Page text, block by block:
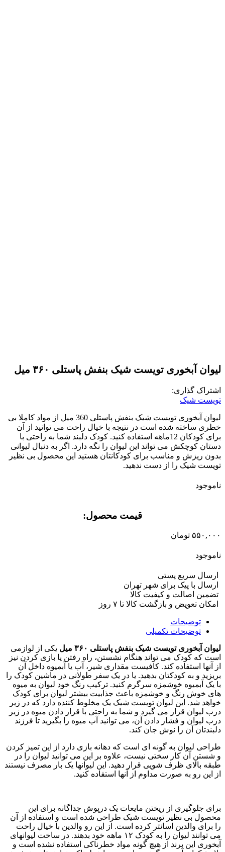
لیوان آبخوری تویست شیک بنفش پاستلی ۳۶۰ میل
اشتراک گذاری:
تویست شیک
لیوان آبخوری تویست شیک بنفش پاستلی 360 میل از مواد کاملا بی
خطری ساخته شده است در نتیجه با خیال راحت می توانید از آن
برای کودکان 12ماهه استفاده کنید. کودک دلبند شما به راحتی با
دستان کوچکش می تواند این لیوان را نگه دارد. اگر به دنبال لیوانی
بدون ریزش و مناسب برای کودکانتان هستید این محصول بی نظیر
تویست شیک را از دست ندهید.
ناموجود
قیمت محصول:​
۵۵۰,۰۰۰ تومان
ناموجود
ارسال سریع پستی
ارسال با پیک برای شهر تهران
تضمین اصالت و کیفیت کالا
امکان تعویض و بازگشت کالا تا ۷ روز
توضیحات
توضیحات تکمیلی
لیوان آبخوری تویست شیک بنفش پاستلی ۳۶۰ میل
یکی از لوازمی
است که کودک می تواند هنگام نشستن، راه رفتن یا بازی کردن نیز
از آنها استفاده کند. کافیست مقداری شیر، آب یا آبمیوه داخل آن
بریزید و به کودکتان بدهید. یا در یک سفر طولانی در ماشین کودک را
با یک آبمیوه خوشمزه سرگرم کنید. ترکیب رنگ خود لیوان به میوه
های خوش رنگ و خوشمزه باعث جذابیت بیشتر لیوان برای کودک
خواهد شد. این لیوان تویست شیک یک مخلوط کننده دارد که در زیر
درب لیوان قرار می گیرد و شما به راحتی با قرار دادن میوه در زیر
درب لیوان و فشار دادن آن، می توانید آب میوه را بگیرید تا فرزند
دلبندتان آن را نوش جان کند.
طراحی لیوان به گونه ای است که دهانه بازی دارد از این تمیز کردن
و شستن آن کار سختی نیست، علاوه بر این می توانید لیوان را در
طبقه بالای ظرف شویی قرار دهید. این لیوانها یک بار مصرف نیستند
از این رو به صورت مداوم از آنها استفاده کنید.
برای جلوگیری از ریختن مایعات یک درپوش جداگانه برای این
محصول بی نظیر تویست شیک طراحی شده است و استفاده از آن
را برای والدین اسانتر کرده است. از این رو والدین با خیال راحت
می توانند لیوان را به کودک ۱۲ ماهه خود بدهند. در ساخت لیوانهای
آبخوری این برند از هیچ گونه مواد خطرناکی استفاده نشده است و